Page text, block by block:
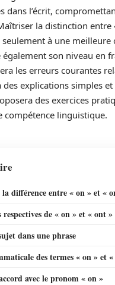
dans l’écrit,
la distinction entre
à une meilleure
son niveau en
les erreurs courantes
explications simples et
des exercices
compétence linguistique.
différence entre « on » et «
de « on » et « ont »
dans une phrase
des termes « on » et
avec le pronom « on »